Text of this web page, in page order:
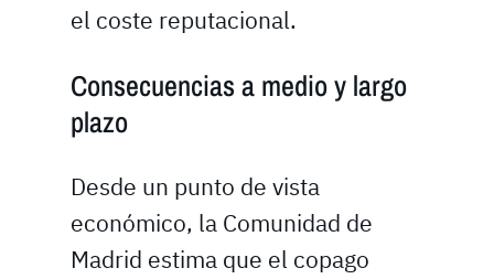
el coste reputacional.
Consecuencias a medio y largo
plazo
Desde un punto de vista
económico, la Comunidad de
Madrid estima que el copago